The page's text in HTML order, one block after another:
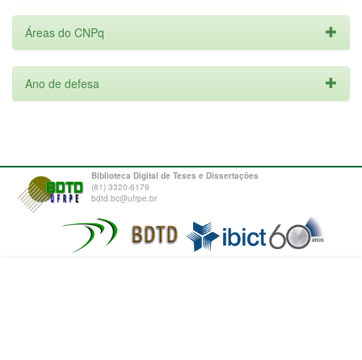
Áreas do CNPq
Ano de defesa
Biblioteca Digital de Teses e Dissertações
(81) 3320-6179
bdtd.bc@ufrpe.br